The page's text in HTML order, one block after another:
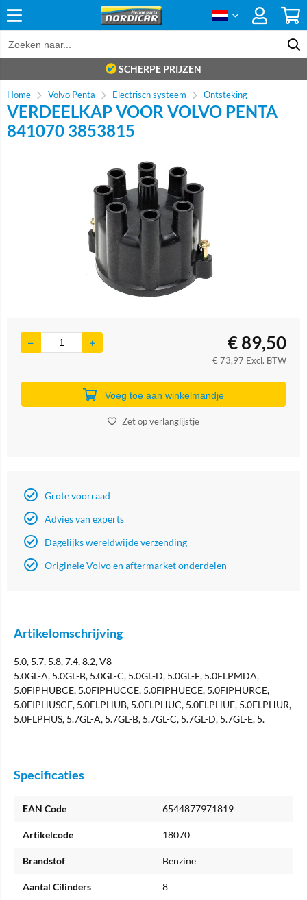
SCHERPE PRIJZEN
Home Volvo Penta Electrisch systeem Ontsteking
VERDEELKAP VOOR VOLVO PENTA
841070 3853815
€89,50
€73,97 Excl. BTW
Voeg toe aan winkelmandje
Zet op verlanglijstje
Grote voorraad
Advies van experts
Dagelijks wereldwijde verzending
Originele Volvo en aftermarket onderdelen
Artikelomschrijving
5.0, 5.7, 5.8, 7.4, 8.2, V8
5.0GL-A, 5.0GL-B, 5.0GL-C, 5.0GL-D, 5.0GL-E, 5.0FLPMDA,
5.0FIPHUBCE, 5.0FIPHUCCE, 5.0FIPHUECE, 5.0FIPHURCE,
5.0FIPHUSCE, 5.0FLPHUB, 5.0FLPHUC, 5.0FLPHUE, 5.0FLPHUR,
5.0FLPHUS, 5.7GL-A, 5.7GL-B, 5.7GL-C, 5.7GL-D, 5.7GL-E, 5.
Specificaties
EAN Code 6544877971819
Artikelcode 18070
Brandstof Benzine
Aantal Cilinders 8